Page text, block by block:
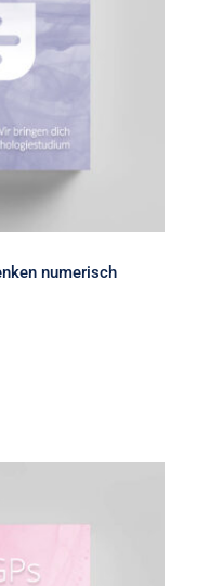
numerisch